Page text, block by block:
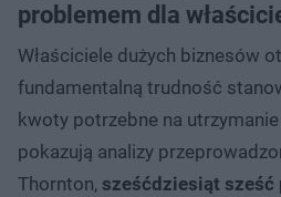
problemem dla
Właściciele dużych biznesów
fundamentalną trudność
kwoty potrzebne na
pokazują analizy
Thornton, sześćdziesiąt sześć